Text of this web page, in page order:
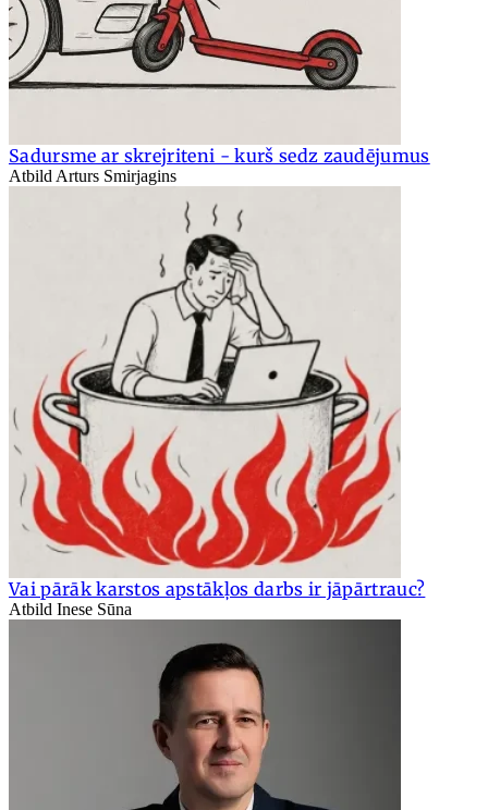
Sadursme ar skrejriteni - kurš sedz zaudējumus
Atbild Arturs Smirjagins
Vai pārāk karstos apstākļos darbs ir jāpārtrauc?
Atbild Inese Sūna